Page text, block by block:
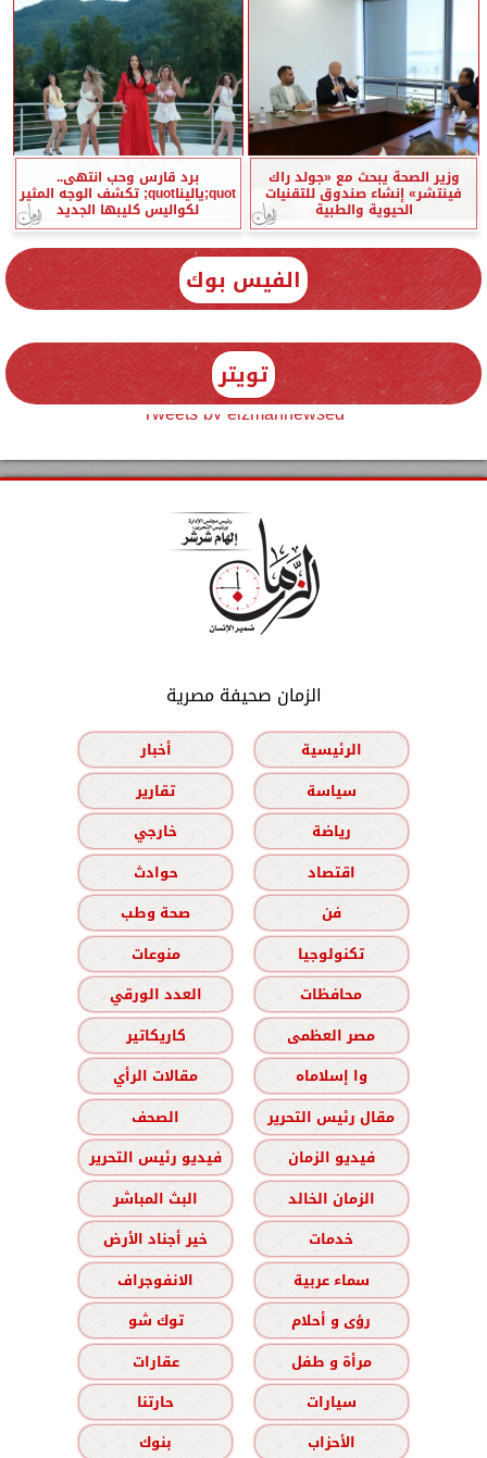
وزير الصحة يبحث مع «جولد راك
فينتشر» إنشاء صندوق للتقنيات
الحيوية والطبية
برد قارس وحب انتهى..
quot;ياليناquot; تكشف الوجه المثير
لكواليس كليبها الجديد
الفيس بوك
تويتر
Tweets by elzmannewseg
الزمان صحيفة مصرية
الرئيسية
أخبار
سياسة
تقارير
رياضة
خارجي
اقتصاد
حوادث
فن
صحة وطب
تكنولوجيا
منوعات
محافظات
العدد الورقي
مصر العظمى
كاريكاتير
وا إسلاماه
مقالات الرأي
مقال رئيس التحرير
الصحف
فيديو الزمان
فيديو رئيس التحرير
الزمان الخالد
البث المباشر
خدمات
خير أجناد الأرض
سماء عربية
الانفوجراف
رؤى و أحلام
توك شو
مرأة و طفل
عقارات
سيارات
حارتنا
الأحزاب
بنوك